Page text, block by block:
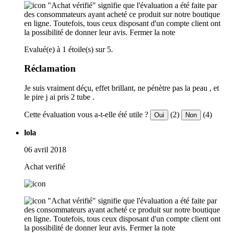
"Achat vérifié" signifie que l'évaluation a été faite par
des consommateurs ayant acheté ce produit sur notre boutique
en ligne. Toutefois, tous ceux disposant d'un compte client ont
la possibilité de donner leur avis. Fermer la note
Evalué(e) à 1 étoile(s) sur 5.
Réclamation
Je suis vraiment déçu, effet brillant, ne pénètre pas la peau , et
le pire j ai pris 2 tube .
Cette évaluation vous a-t-elle été utile ? Oui (2) Non (4)
lola
06 avril 2018
Achat verifié
"Achat vérifié" signifie que l'évaluation a été faite par
des consommateurs ayant acheté ce produit sur notre boutique
en ligne. Toutefois, tous ceux disposant d'un compte client ont
la possibilité de donner leur avis. Fermer la note